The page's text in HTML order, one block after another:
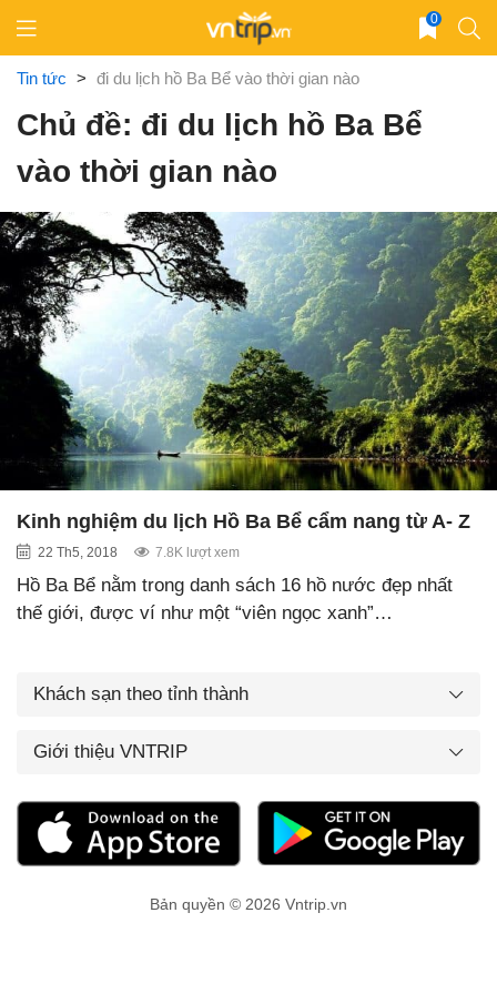
content
0
Tin tức > đi du lịch hồ Ba Bể vào thời gian nào
Chủ đề: đi du lịch hồ Ba Bể
vào thời gian nào
Kinh nghiệm du lịch Hồ Ba Bể cẩm nang từ A- Z
22 Th5, 2018 7.8K lượt xem
Hồ Ba Bể nằm trong danh sách 16 hồ nước đẹp nhất
thế giới, được ví như một “viên ngọc xanh”…
Khách sạn theo tỉnh thành
Giới thiệu VNTRIP
Bản quyền © 2026 Vntrip.vn